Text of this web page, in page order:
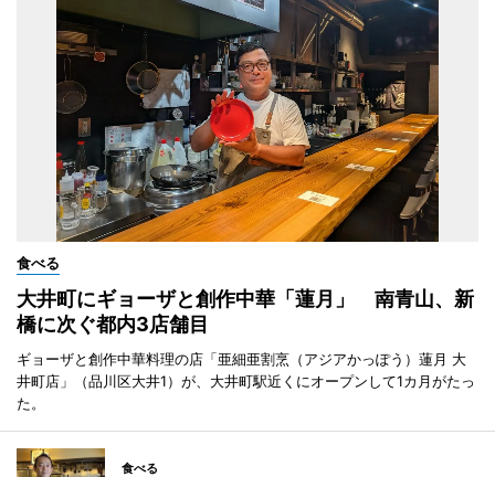
食べる
大井町にギョーザと創作中華「蓮月」 南青山、新
橋に次ぐ都内3店舗目
ギョーザと創作中華料理の店「亜細亜割烹（アジアかっぽう）蓮月 大
井町店」（品川区大井1）が、大井町駅近くにオープンして1カ月がたっ
た。
食べる